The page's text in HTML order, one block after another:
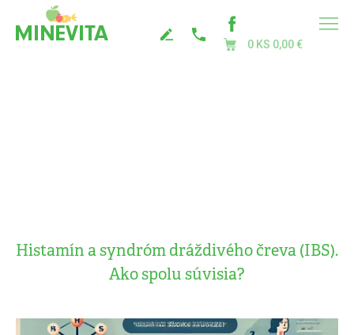
0 KS 0,00 €
Histamín a syndróm dráždivého čreva (IBS).
Ako spolu súvisia?